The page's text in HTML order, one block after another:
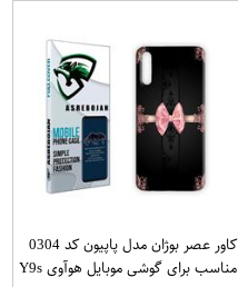
کاور عصر بوژان مدل پاپیون کد 0304
مناسب برای گوشی موبایل هوآوی Y9s